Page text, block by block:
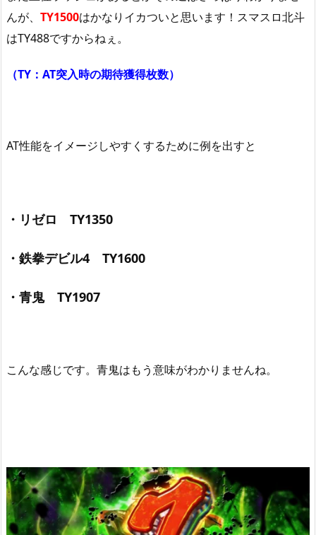
んが、 TY1500はかなりイカついと思います！スマスロ北斗
はTY488ですからねぇ。
（TY：AT突入時の期待獲得枚数）
AT性能をイメージしやすくするために例を出すと
・リゼロ TY1350
・鉄拳デビル4 TY1600
・青鬼 TY1907
こんな感じです。青鬼はもう意味がわかりませんね。